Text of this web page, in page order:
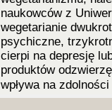
naukowców z
wegetarianie
psychiczne,
cierpi na depresję
produktów
wpływa na